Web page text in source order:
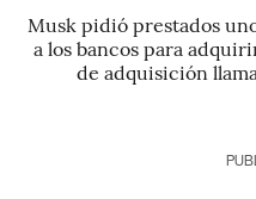
Musk pidió prestados
a los bancos para
de adquisición